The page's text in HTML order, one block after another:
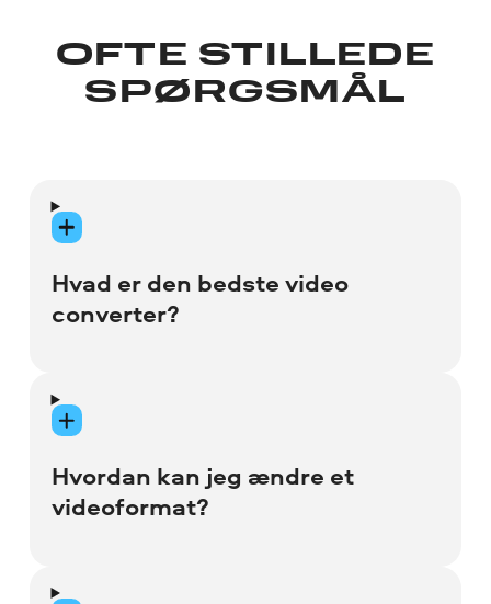
OFTE STILLEDE
SPØRGSMÅL
Hvad er den bedste video
converter?
Der findes mange mediekonverterings-
apps, der er mere eller mindre nyttige, når
du skal håndtere dine filer. Det er meget
vanskeligt at finde det værktøj, der gør
præcis det, som du har brug for og er
Hvordan kan jeg ændre et
videoformat?